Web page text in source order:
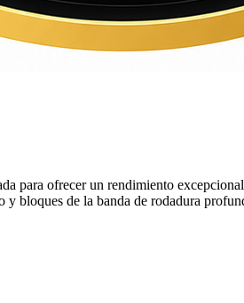
para ofrecer un rendimiento
bloques de la banda de rodadura